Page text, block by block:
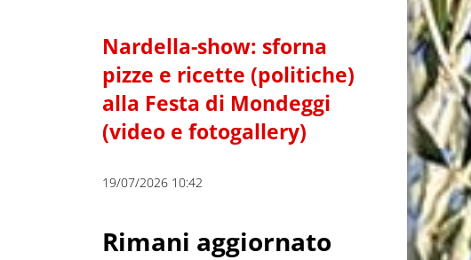
Nardella-show: sforna
pizze e ricette (politiche)
alla Festa di Mondeggi
(video e fotogallery)
19/07/2026 10:42
Rimani aggiornato